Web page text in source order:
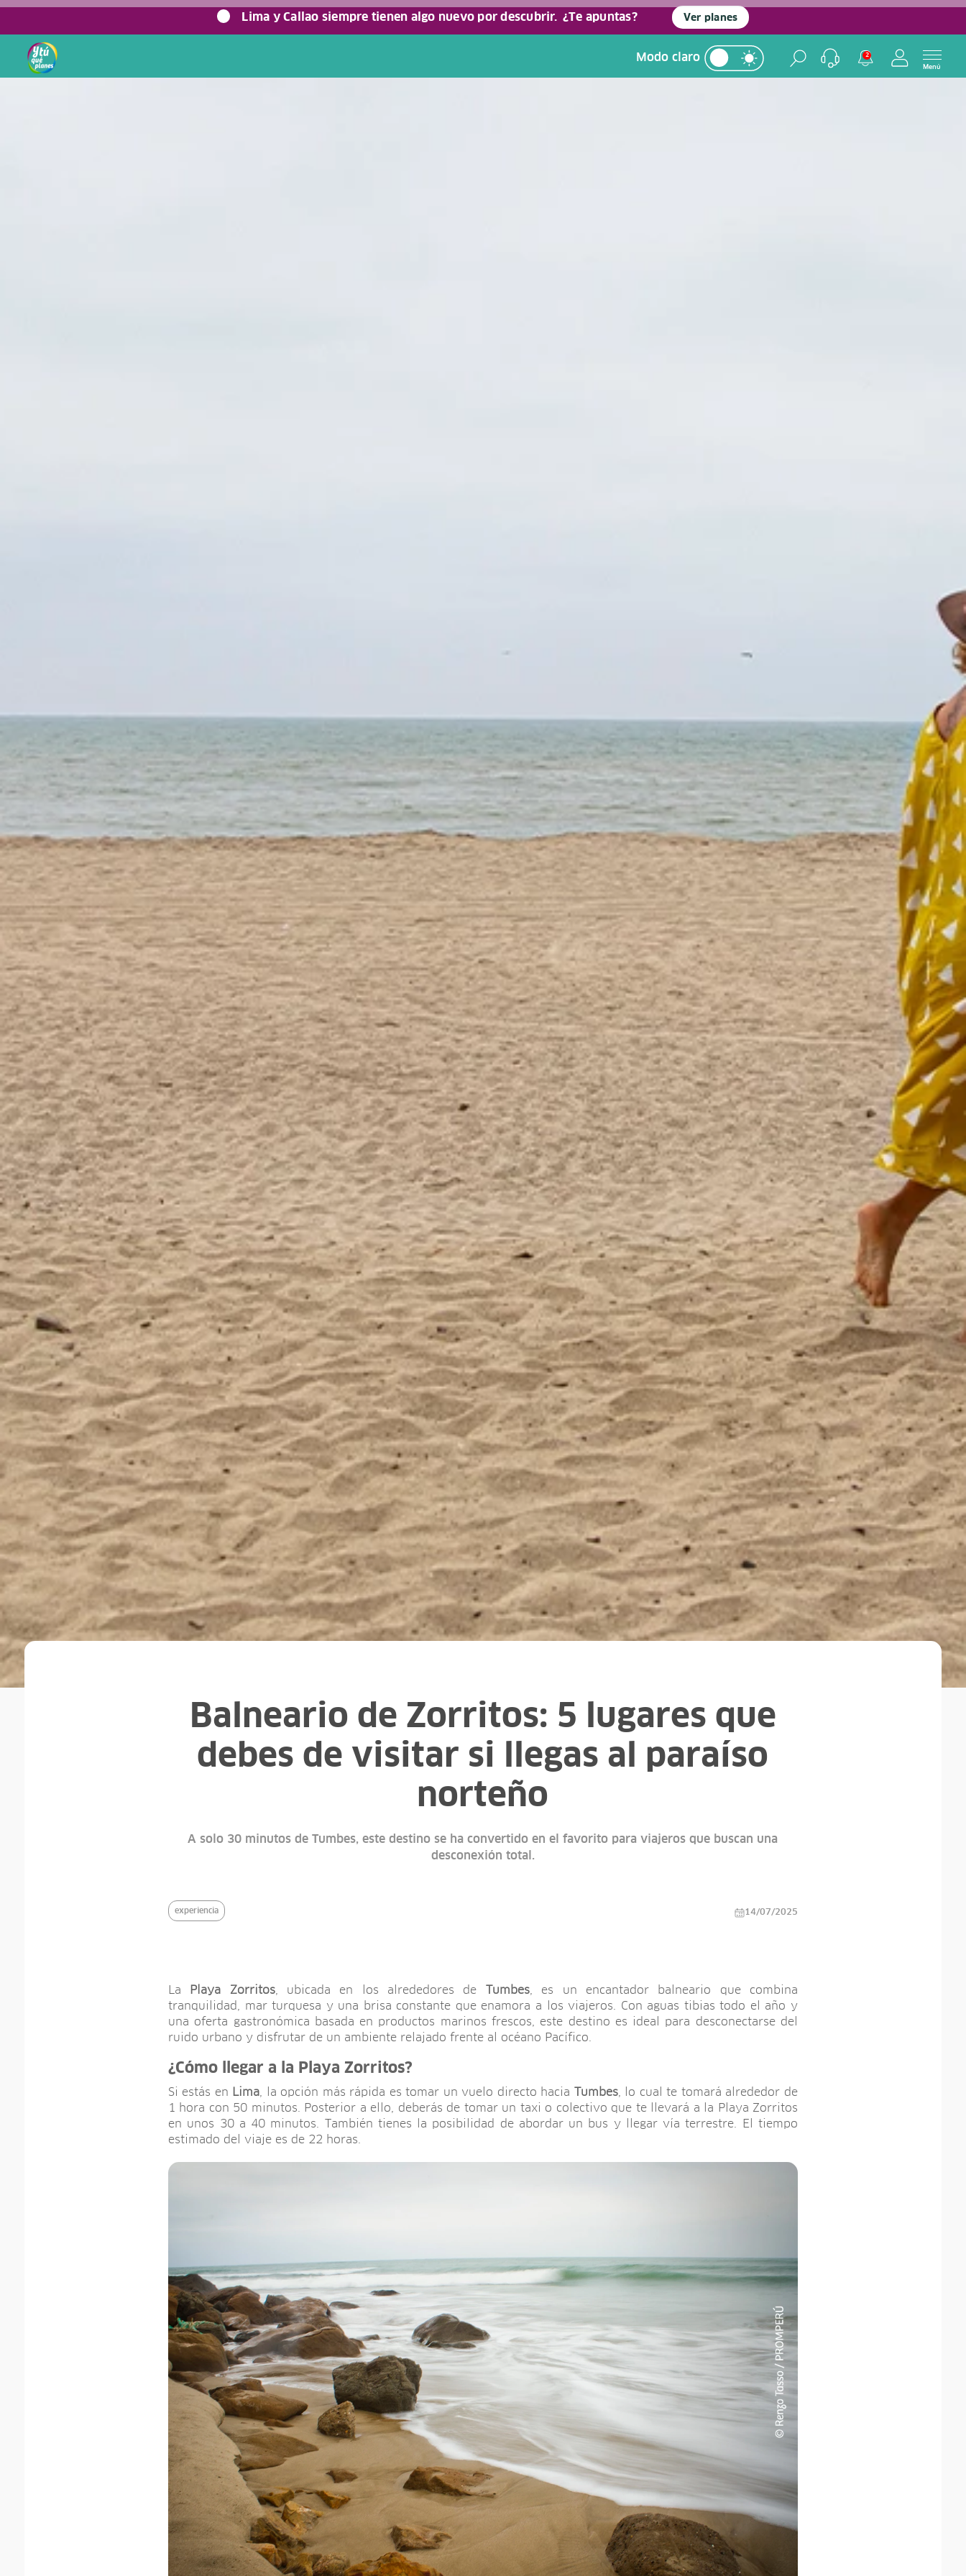
Lima y Callao siempre tienen algo nuevo por descubrir. ¿Te apuntas? Ver planes
Modo claro 2
Menú
Home/Blog viajero
Balneario de Zorritos: 5 lugares que
debes de visitar si llegas al paraíso
norteño
A solo 30 minutos de Tumbes, este destino se ha convertido en el favorito para viajeros que buscan una
desconexión total.
experiencia 14/07/2025
La Playa Zorritos, ubicada en los alrededores de Tumbes, es un encantador balneario que combina
tranquilidad, mar turquesa y una brisa constante que enamora a los viajeros. Con aguas tibias todo el año y
una oferta gastronómica basada en productos marinos frescos, este destino es ideal para desconectarse del
ruido urbano y disfrutar de un ambiente relajado frente al océano Pacífico.
¿Cómo llegar a la Playa Zorritos?
Si estás en Lima , la opción más rápida es tomar un vuelo directo hacia Tumbes, lo cual te tomará alrededor de
1 hora con 50 minutos. Posterior a ello, deberás de tomar un taxi o colectivo que te llevará a la Playa Zorritos
en unos 30 a 40 minutos. También tienes la posibilidad de abordar un bus y llegar vía terrestre. El tiempo
estimado del viaje es de 22 horas.